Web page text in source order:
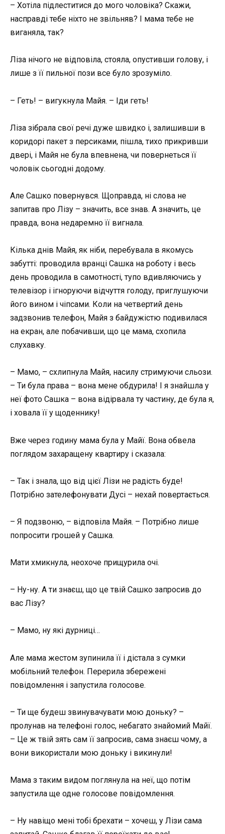
– Хотіла підлеститися до мого чоловіка? Скажи,
насправді тебе ніхто не звільняв? І мама тебе не
виганяла, так?
Ліза нічого не відповіла, стояла, опустивши голову, і
лише з її пильної пози все було зрозуміло.
– Геть! – вигукнула Майя. – Іди геть!
Ліза зібрала свої речі дуже швидко і, залишивши в
коридорі пакет з персиками, пішла, тихо прикривши
двері, і Майя не була впевнена, чи повернеться її
чоловік сьогодні додому.
Але Сашко повернувся. Щоправда, ні слова не
запитав про Лізу – значить, все знав. А значить, це
правда, вона недаремно її вигнала.
Кілька днів Майя, як ніби, перебувала в якомусь
забутті: проводила вранці Сашка на роботу і весь
день проводила в самотності, тупо вдивляючись у
телевізор і ігноруючи відчуття голоду, приглушуючи
його вином і чіпсами. Коли на четвертий день
задзвонив телефон, Майя з байдужістю подивилася
на екран, але побачивши, що це мама, схопила
слухавку.
– Мамо, – схлипнула Майя, насилу стримуючи сльози.
– Ти була права – вона мене обдурила! І я знайшла у
неї фото Сашка – вона відірвала ту частину, де була я,
і ховала її у щоденнику!
Вже через годину мама була у Майї. Вона обвела
поглядом захаращену квартиру і сказала:
– Так і знала, що від цієї Лізи не радість буде!
Потрібно зателефонувати Дусі – нехай повертається.
– Я подзвоню, – відповіла Майя. – Потрібно лише
попросити грошей у Сашка.
Мати хмикнула, неохоче прищурила очі.
– Ну-ну. А ти знаєш, що це твій Сашко запросив до
вас Лізу?
– Мамо, ну які дурниці…
Але мама жестом зупинила її і дістала з сумки
мобільний телефон. Перерила збережені
повідомлення і запустила голосове.
– Ти ще будеш звинувачувати мою доньку? –
пролунав на телефоні голос, небагато знайомий Майї.
– Це ж твій зять сам її запросив, сама знаєш чому, а
вони використали мою доньку і викинули!
Мама з таким видом поглянула на неї, що потім
запустила ще одне голосове повідомлення.
– Ну навіщо мені тобі брехати – хочеш, у Лізи сама